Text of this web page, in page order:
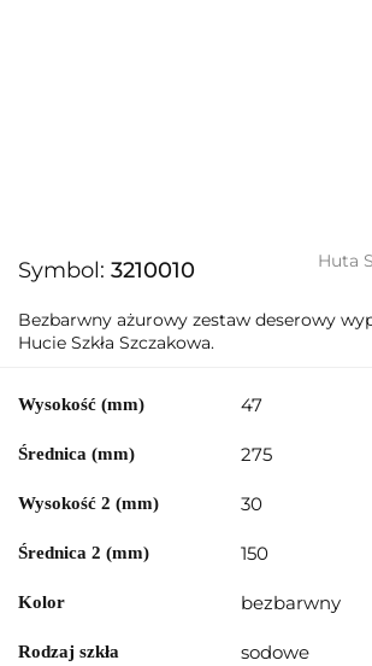
Symbol: 3210010 Huta
Bezbarwny ażurowy zestaw deserowy
Hucie Szkła Szczakowa.
Wysokość (mm) 47
Średnica (mm) 275
Wysokość 2 (mm) 30
Średnica 2 (mm) 150
Kolor bezbarwny
Rodzaj szkła sodowe